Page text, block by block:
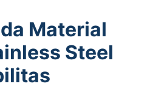
Material
Steel